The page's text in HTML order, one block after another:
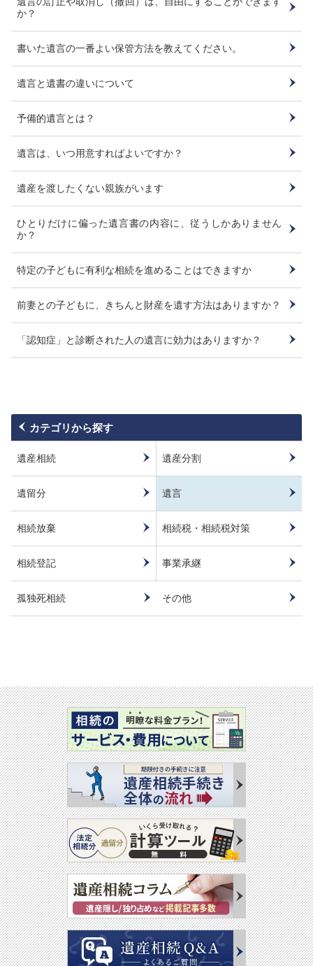
か？
書いた遺言の一番よい保管方法を教えてください。
遺言と遺書の違いについて
予備的遺言とは？
遺言は、いつ用意すればよいですか？
遺産を渡したくない親族がいます
ひとりだけに偏った遺言書の内容に、従うしかありません
か？
特定の子どもに有利な相続を進めることはできますか
前妻との子どもに、きちんと財産を遺す方法はありますか？
「認知症」と診断された人の遺言に効力はありますか？
カテゴリから探す
遺産相続 遺産分割
遺留分 遺言
相続放棄 相続税・相続税対策
相続登記 事業承継
孤独死相続 その他